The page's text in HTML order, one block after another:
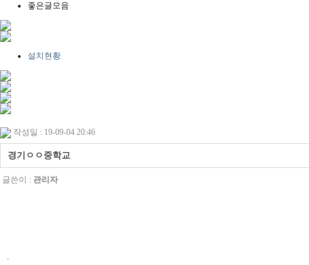
좋은글모음
설치현황
작성일 : 19-09-04 20:46
경기ㅇㅇ중학교
글쓴이 : 관리자
.